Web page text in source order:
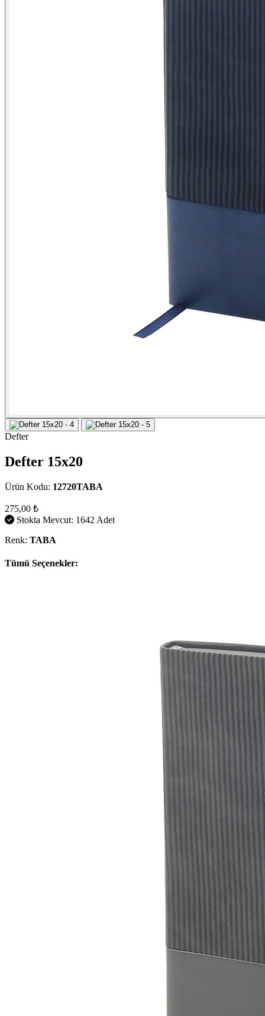
Defter
Defter 15x20
Ürün Kodu: 12720TABA
275,00 ₺
Stokta Mevcut: 1642 Adet
Renk: TABA
Tümü Seçenekler: